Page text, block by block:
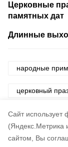
Cайт использует
(Яндекс.Метрика
сайтом, Вы
Церковные
памятных дат
Длинные
народные
церковный
погода